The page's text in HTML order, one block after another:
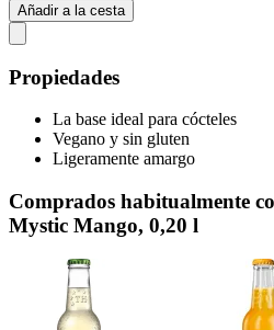
Añadir a la cesta
Propiedades
La base ideal para cócteles
Vegano y sin gluten
Ligeramente amargo
Comprados habitualmente
Mystic Mango, 0,20 l